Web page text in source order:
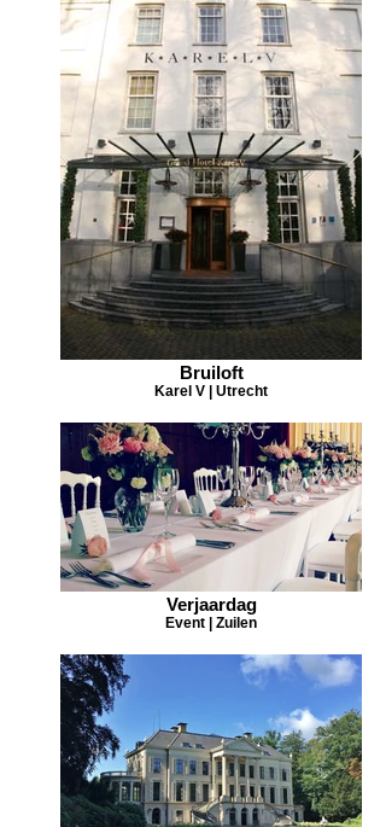
Bruiloft
Karel V | Utrecht
Verjaardag
Event | Zuilen